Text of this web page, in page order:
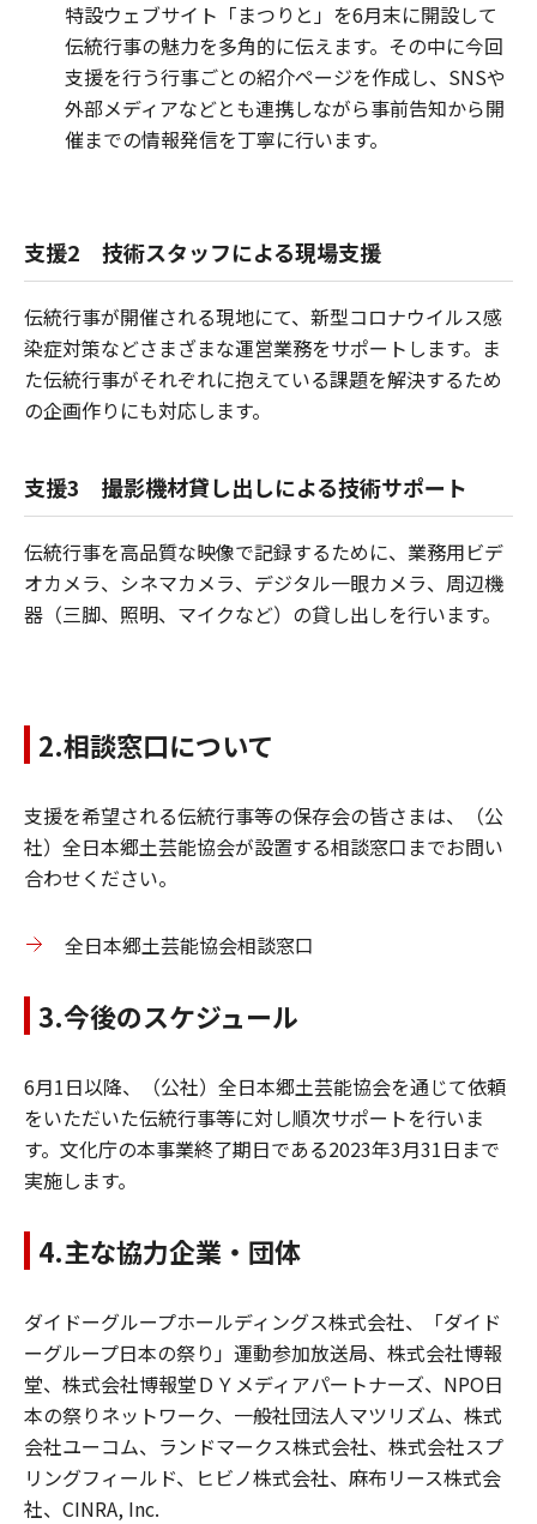
特設ウェブサイト「まつりと」を6月末に開設して
伝統行事の魅力を多角的に伝えます。その中に今回
支援を行う行事ごとの紹介ページを作成し、SNSや
外部メディアなどとも連携しながら事前告知から開
催までの情報発信を丁寧に行います。
支援2 技術スタッフによる現場支援
伝統行事が開催される現地にて、新型コロナウイルス感
染症対策などさまざまな運営業務をサポートします。ま
た伝統行事がそれぞれに抱えている課題を解決するため
の企画作りにも対応します。
支援3 撮影機材貸し出しによる技術サポート
伝統行事を高品質な映像で記録するために、業務用ビデ
オカメラ、シネマカメラ、デジタル一眼カメラ、周辺機
器（三脚、照明、マイクなど）の貸し出しを行います。
2.相談窓口について
支援を希望される伝統行事等の保存会の皆さまは、（公
社）全日本郷土芸能協会が設置する相談窓口までお問い
合わせください。
全日本郷土芸能協会相談窓口
3.今後のスケジュール
6月1日以降、（公社）全日本郷土芸能協会を通じて依頼
をいただいた伝統行事等に対し順次サポートを行いま
す。文化庁の本事業終了期日である2023年3月31日まで
実施します。
4.主な協力企業・団体
ダイドーグループホールディングス株式会社、「ダイド
ーグループ日本の祭り」運動参加放送局、株式会社博報
堂、株式会社博報堂ＤＹメディアパートナーズ、NPO日
本の祭りネットワーク、一般社団法人マツリズム、株式
会社ユーコム、ランドマークス株式会社、株式会社スプ
リングフィールド、ヒビノ株式会社、麻布リース株式会
社、CINRA, Inc.